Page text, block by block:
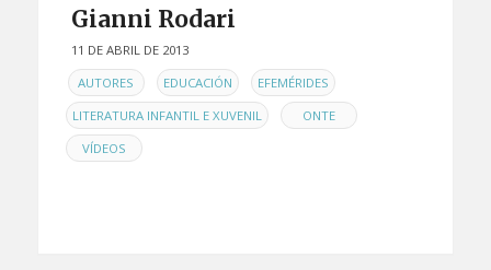
Gianni Rodari
11 DE ABRIL DE 2013
EN AUTORES , EDUCACIÓN , EFEMÉRIDES ,
LITERATURA INFANTIL E XUVENIL , ONTE ,
VÍDEOS